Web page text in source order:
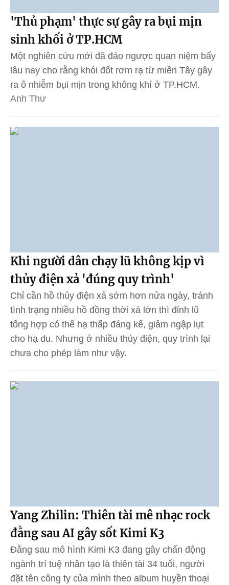
'Thủ phạm' thực sự gây ra bụi mịn
sinh khối ở TP.HCM
Một nghiên cứu mới đã đảo ngược quan niệm bấy
lâu nay cho rằng khói đốt rơm rạ từ miền Tây gây
ra ô nhiễm bụi mịn trong không khí ở TP.HCM.
Anh Thư
Khi người dân chạy lũ không kịp vì
thủy điện xả 'đúng quy trình'
Chỉ cần hồ thủy điện xả sớm hơn nửa ngày, tránh
tình trạng nhiều hồ đồng thời xả lớn thì đỉnh lũ
tổng hợp có thể hạ thấp đáng kể, giảm ngập lụt
cho hạ du. Nhưng ở nhiều thủy điện, quy trình lại
chưa cho phép làm như vậy.
Yang Zhilin: Thiên tài mê nhạc rock
đằng sau AI gây sốt Kimi K3
Đằng sau mô hình Kimi K3 đang gây chấn động
ngành trí tuệ nhân tạo là thiên tài 34 tuổi, người
đặt tên công ty của mình theo album huyền thoại